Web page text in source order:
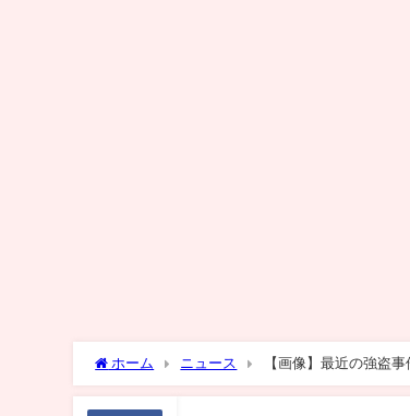
ホーム ニュース 【画像】最近の強盗